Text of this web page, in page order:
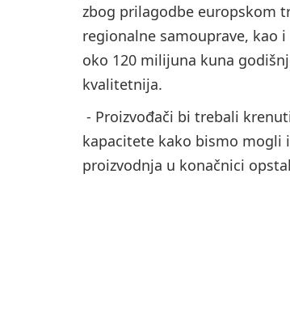
zbog prilagodbe europskom
regionalne samouprave, kao
oko 120 milijuna kuna
kvalitetnija.
- Proizvođači bi trebali
kapacitete kako bismo mogli
proizvodnja u konačnici